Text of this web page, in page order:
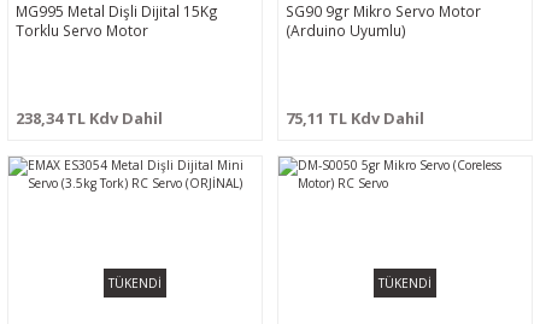
MG995 Metal Dişli Dijital 15Kg
Torklu Servo Motor
238,34 TL Kdv Dahil
SG90 9gr Mikro Servo Motor
(Arduino Uyumlu)
75,11 TL Kdv Dahil
TÜKENDİ TÜKENDİ